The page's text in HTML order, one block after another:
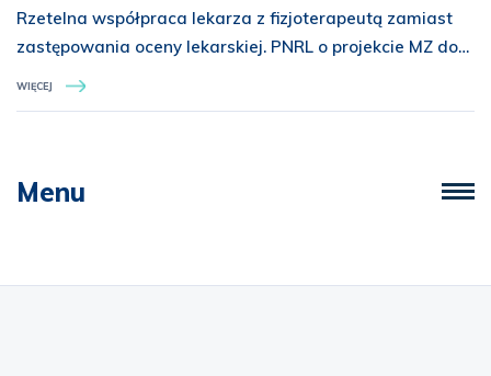
Rzetelna współpraca lekarza z fizjoterapeutą zamiast
zastępowania oceny lekarskiej. PNRL o projekcie MZ dot.
świadczeń z zakresu rehabilitacji medycznej
WIĘCEJ
Menu